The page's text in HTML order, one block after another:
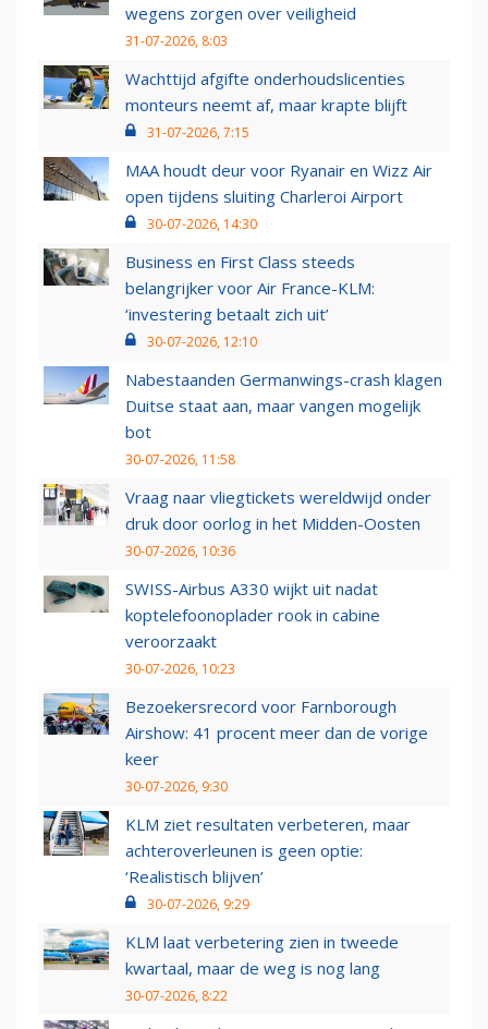
wegens zorgen over veiligheid
31-07-2026, 8:03
Wachttijd afgifte onderhoudslicenties
monteurs neemt af, maar krapte blijft
31-07-2026, 7:15
MAA houdt deur voor Ryanair en Wizz Air
open tijdens sluiting Charleroi Airport
30-07-2026, 14:30
Business en First Class steeds
belangrijker voor Air France-KLM:
‘investering betaalt zich uit’
30-07-2026, 12:10
Nabestaanden Germanwings-crash klagen
Duitse staat aan, maar vangen mogelijk
bot
30-07-2026, 11:58
Vraag naar vliegtickets wereldwijd onder
druk door oorlog in het Midden-Oosten
30-07-2026, 10:36
SWISS-Airbus A330 wijkt uit nadat
koptelefoonoplader rook in cabine
veroorzaakt
30-07-2026, 10:23
Bezoekersrecord voor Farnborough
Airshow: 41 procent meer dan de vorige
keer
30-07-2026, 9:30
KLM ziet resultaten verbeteren, maar
achteroverleunen is geen optie:
‘Realistisch blijven’
30-07-2026, 9:29
KLM laat verbetering zien in tweede
kwartaal, maar de weg is nog lang
30-07-2026, 8:22